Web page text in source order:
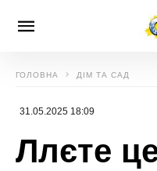
ГОЛОВНА ДІМ ТА САД
31.05.2025 18:09
Ллєте